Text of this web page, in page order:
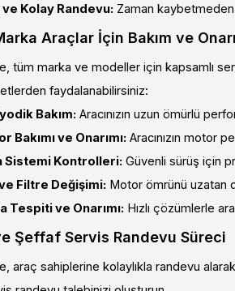
ve Kolay Randevu: Zaman kaybetmeden
Araçlar İçin Bakım ve
tüm marka ve modeller için kapsamlı
faydalanabilirsiniz:
Bakım: Aracınızın uzun ömürlü
Bakımı ve Onarımı: Aracınızın motor
Sistemi Kontrolleri: Güvenli sürüş için
Filtre Değişimi: Motor ömrünü uzatan
Tespiti ve Onarımı: Hızlı çözümlerle
Şeffaf Servis Randevu Süreci
araç sahiplerine kolaylıkla randevu